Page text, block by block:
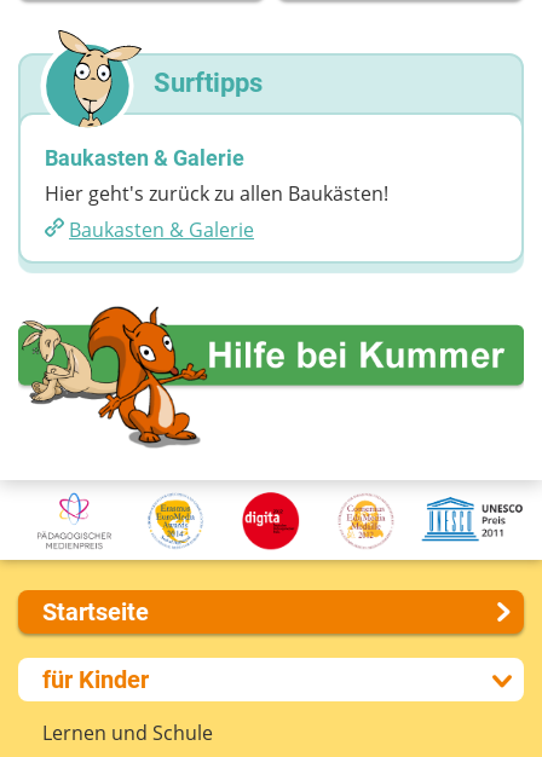
Surftipps
Baukasten & Galerie
Hier geht's zurück zu allen Baukästen!
Baukasten & Galerie
Startseite
Über uns
Presse
Kontakt
für Kinder
Lernen und Schule